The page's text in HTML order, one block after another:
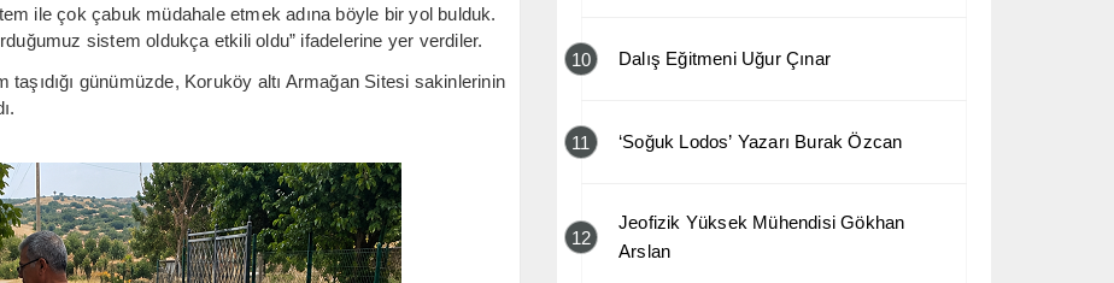
ile çok çabuk müdahale etmek adına böyle bir yol bulduk.
sistem oldukça etkili oldu” ifadelerine yer verdiler.
günümüzde, Koruköy altı Armağan Sitesi sakinlerinin
10 Dalış Eğitmeni Uğur Çınar
11 ‘Soğuk Lodos’ Yazarı Burak Özcan
12
Jeofizik Yüksek Mühendisi Gökhan
Arslan